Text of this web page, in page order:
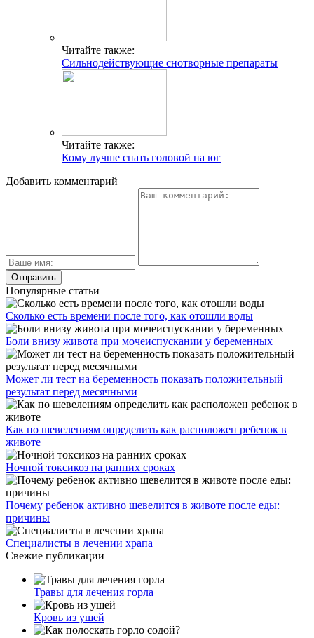
Читайте также:
Сильнодействующие снотворные препараты
Читайте также:
Кому лучше спать головой на юг
Добавить комментарий
Популярные статьи
Сколько есть времени после того, как отошли воды
Боли внизу живота при мочеиспускании у беременных
Может ли тест на беременность показать положительный
результат перед месячными
Как по шевелениям определить как расположен ребенок в
животе
Ночной токсикоз на ранних сроках
Почему ребенок активно шевелится в животе после еды:
причины
Специалисты в лечении храпа
Свежие публикации
Травы для лечения горла
Кровь из ушей